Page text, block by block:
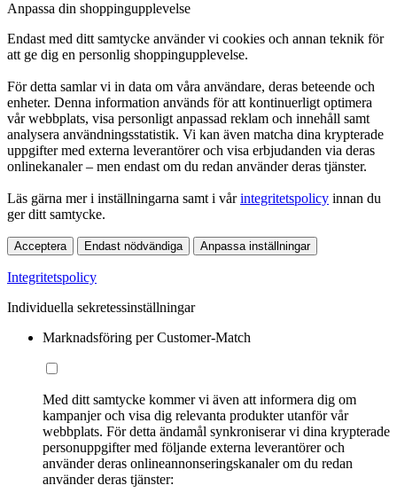
Anpassa din shoppingupplevelse
Endast med ditt samtycke använder vi cookies och annan teknik för
att ge dig en personlig shoppingupplevelse.
För detta samlar vi in data om våra användare, deras beteende och
enheter. Denna information används för att kontinuerligt optimera
vår webbplats, visa personligt anpassad reklam och innehåll samt
analysera användningsstatistik. Vi kan även matcha dina krypterade
uppgifter med externa leverantörer och visa erbjudanden via deras
onlinekanaler – men endast om du redan använder deras tjänster.
Läs gärna mer i inställningarna samt i vårintegritetspolicy innan du
ger ditt samtycke.
Acceptera Endast nödvändiga Anpassa inställningar
Integritetspolicy
Individuella sekretessinställningar
Marknadsföring per Customer-Match
Med ditt samtycke kommer vi även att informera dig om
kampanjer och visa dig relevanta produkter utanför vår
webbplats. För detta ändamål synkroniserar vi dina krypterade
personuppgifter med följande externa leverantörer och
använder deras onlineannonseringskanaler om du redan
använder deras tjänster: